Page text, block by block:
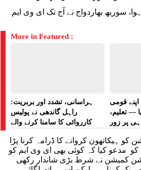
سوربھ بھاردواج نے آج تک ای وی ایم
More in Featured :
ہراسانی، تشدد اور بربریت:
راہل گاندھی نے پولیس
کارروائی کا سامنا کرنے والے
اپنے قومی
— تعلیم،
پر زور
ہیکاتھون کروانے کا ڈرامہ کرنا پڑا
مدعو کیا کہ کوئی بھی ای وی ایم کو
کمیشن نے شرط بڑی شاندار رکھی